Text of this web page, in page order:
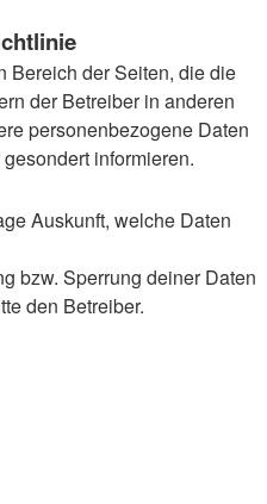
Bereich der Seiten, die die
der Betreiber in anderen
personenbezogene Daten
informieren.
Auskunft, welche Daten
bzw. Sperrung deiner Daten
den Betreiber.